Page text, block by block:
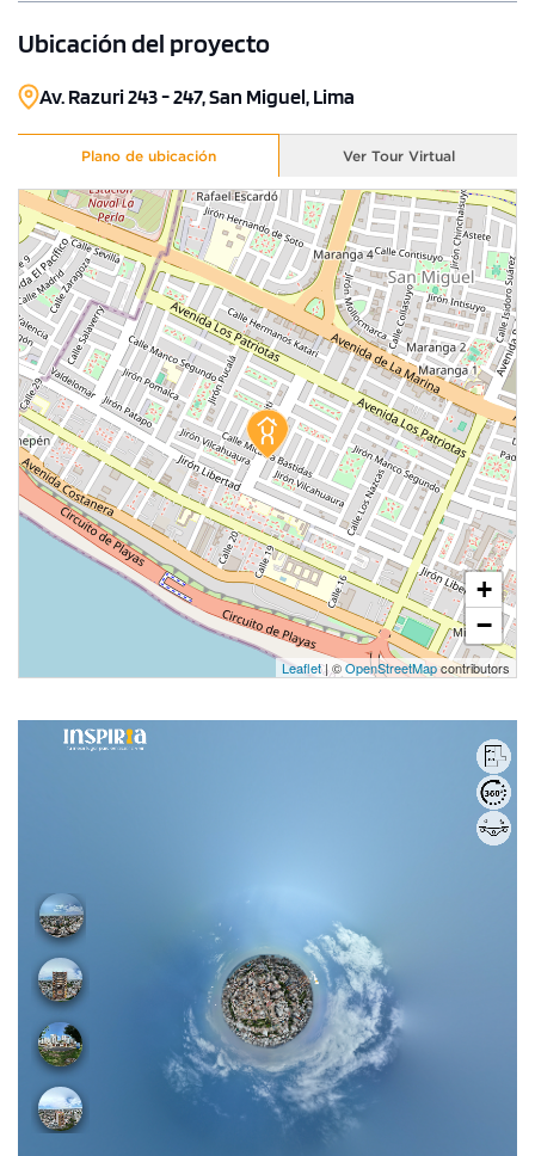
Ubicación del proyecto
Av. Razuri 243 - 247, San Miguel, Lima
Plano de ubicación Ver Tour Virtual
+
−
Leaflet| ©OpenStreetMapcontributors